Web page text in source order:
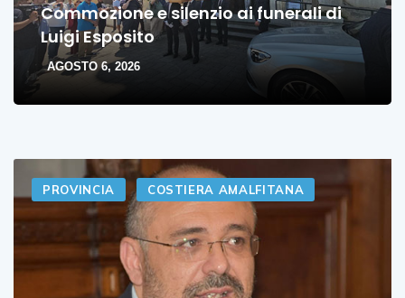
Commozione e silenzio ai funerali di
Luigi Esposito
AGOSTO 6, 2026
PROVINCIA COSTIERA AMALFITANA